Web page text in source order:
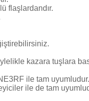
flaşlardandır.
kazara tuşlara
ile tam uyumludur.
ile de tam